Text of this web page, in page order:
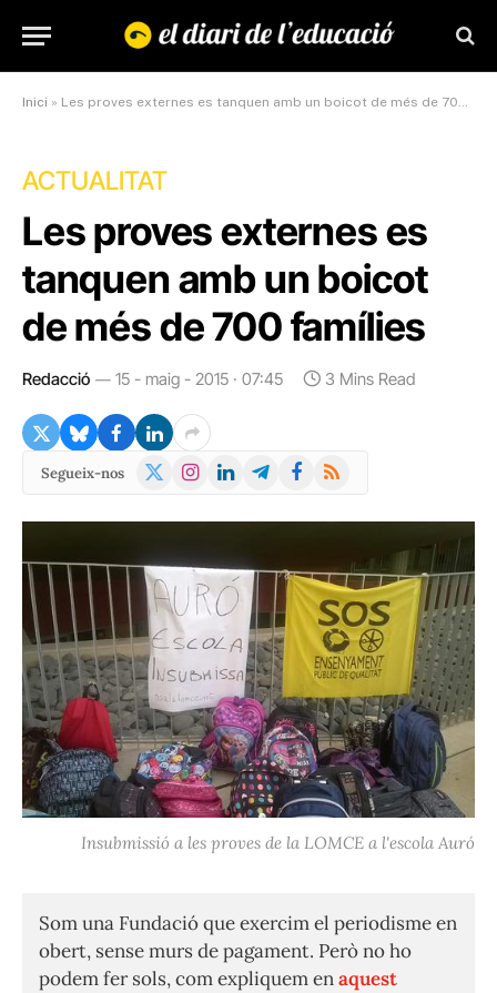
Inici » Les proves externes es tanquen amb un boicot de més de 700 famílies
ACTUALITAT
Les proves externes es
tanquen amb un boicot
de més de 700 famílies
Redacció 15 - maig - 2015 · 07:45 3 Mins Read
Segueix-nos
X
Instagram
LinkedInTelegramFacebook
RSS
Insubmissió a les proves de la LOMCE a l'escola Auró
Som una Fundació que exercim el periodisme en
obert, sense murs de pagament. Però no ho
podem fer sols, com expliquem enaquest